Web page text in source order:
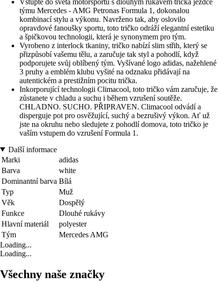
týmu Mercedes - AMG Petronas Formula 1, dokonalou
kombinací stylu a výkonu. Navrženo tak, aby oslovilo
opravdové fanoušky sportu, toto tričko odráží elegantní estetiku
a špičkovou technologii, která je synonymem pro tým.
Vyrobeno z interlock tkaniny, tričko nabízí slim střih, který se
přizpůsobí vašemu tělu, a zaručuje tak styl a pohodlí, když
podporujete svůj oblíbený tým. Vyšívané logo adidas, nažehlené
3 pruhy a emblém klubu vyšité na odznaku přidávají na
autentickém a prestižním pocitu trička.
Inkorporující technologii Climacool, toto tričko vám zaručuje, že
zůstanete v chladu a suchu i během vzrušení soutěže.
CHLADNO. SUCHO. PŘIPRAVEN. Climacool odvádí a
disperguje pot pro osvěžující, suchý a bezrušivý výkon. Ať už
jste na okruhu nebo sledujete z pohodlí domova, toto tričko je
vaším vstupem do vzrušení Formula 1.
Další informace
Marki
adidas
Barva
white
Dominantní barva Bílá
Typ
Muž
Věk
Dospělý
Funkce
Dlouhé rukávy
Hlavní materiál
polyester
Tým
Mercedes AMG
Loading...
Loading...
Všechny naše značky